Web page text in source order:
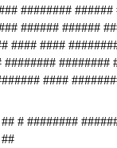
######## ######
###### ######
#### ####
########
####
# ########